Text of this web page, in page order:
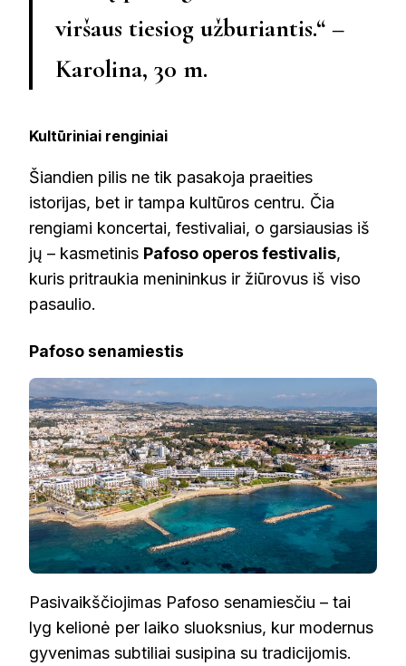
viršaus tiesiog užburiantis.“ –
Karolina, 30 m.
Kultūriniai renginiai
Šiandien pilis ne tik pasakoja praeities
istorijas, bet ir tampa kultūros centru. Čia
rengiami koncertai, festivaliai, o garsiausias iš
jų – kasmetinis Pafoso operos festivalis,
kuris pritraukia menininkus ir žiūrovus iš viso
pasaulio.
Pafoso senamiestis
Pasivaikščiojimas Pafoso senamiesčiu – tai
lyg kelionė per laiko sluoksnius, kur modernus
gyvenimas subtiliai susipina su tradicijomis.